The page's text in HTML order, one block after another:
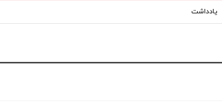
یادداشت